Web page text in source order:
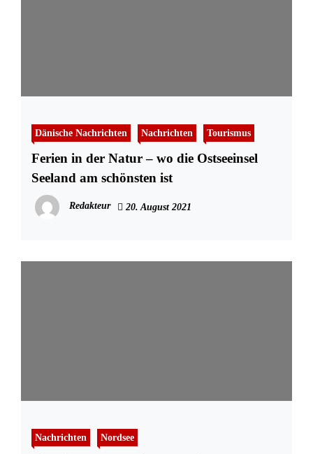
Dänische Nachrichten Nachrichten Tourismus
Ferien in der Natur – wo die Ostseeinsel
Seeland am schönsten ist
Redakteur 20. August 2021
Nachrichten Nordsee